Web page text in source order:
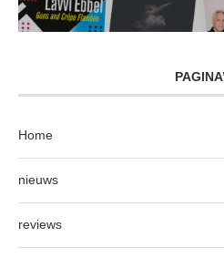
Home
nieuws
reviews